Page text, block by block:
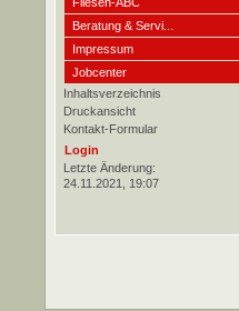
Beratung & Servi...
Impressum
Jobcenter
Inhaltsverzeichnis
Druckansicht
Kontakt-Formular
Login
Letzte Änderung:
24.11.2021, 19:07